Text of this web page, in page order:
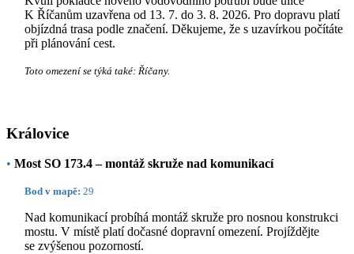
K Říčanům uzavřena od 13. 7. do 3. 8. 2026. Pro dopravu platí
objízdná trasa podle značení. Děkujeme, že s uzavírkou počítáte
při plánování cest.
Toto omezení se týká také: Říčany.
Královice
• Most SO 173.4 – montáž skruže nad komunikací
Bod v mapě: 29
Nad komunikací probíhá montáž skruže pro nosnou konstrukci
mostu. V místě platí dočasné dopravní omezení. Projíždějte
se zvýšenou pozorností.